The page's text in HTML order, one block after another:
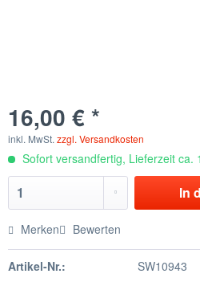
16,00 € *
inkl. MwSt. zzgl. Versandkosten
Sofort versandfertig, Lieferzeit ca.
In
Merken Bewerten
Artikel-Nr.: SW10943